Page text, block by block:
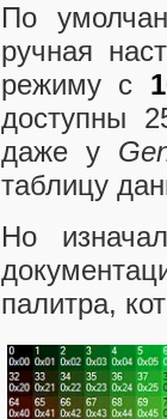
По
ручная
режиму с
доступны
даже у
таблицу
Но
палитра,